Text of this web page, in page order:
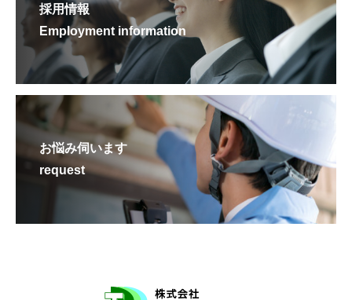
採用情報
Employment information
お悩み伺います
request